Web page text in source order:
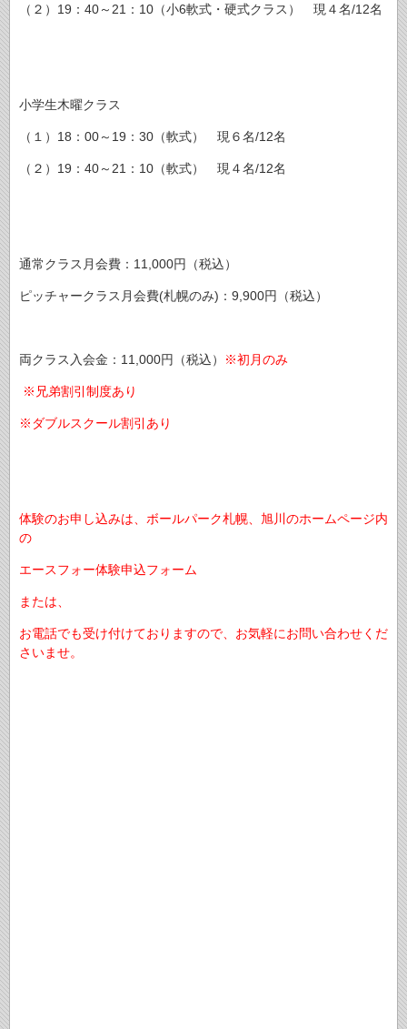
（２）19：40～21：10（小6軟式・硬式クラス） 現４名/12名
小学生木曜クラス
（１）18：00～19：30（軟式） 現６名/12名
（２）19：40～21：10（軟式） 現４名/12名
通常クラス月会費：11,000円（税込）
ピッチャークラス月会費(札幌のみ)：9,900円（税込）
両クラス入会金：11,000円（税込） ※初月のみ
※兄弟割引制度あり
※ダブルスクール割引あり
体験のお申し込みは、ボールパーク札幌、旭川のホームページ内
の
エースフォー体験申込フォーム
または、
お電話でも受け付けておりますので、お気軽にお問い合わせくだ
さいませ。